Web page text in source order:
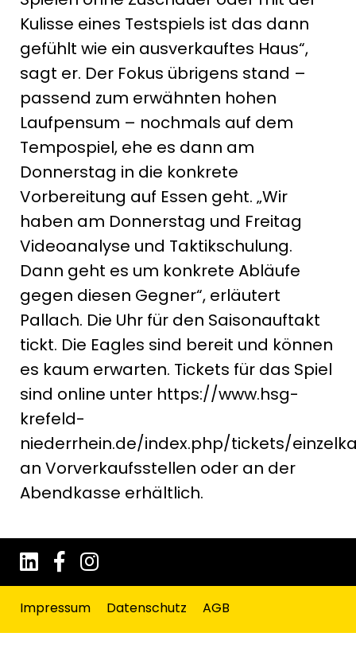
Kulisse eines Testspiels ist das dann
gefühlt wie ein ausverkauftes Haus“,
sagt er. Der Fokus übrigens stand –
passend zum erwähnten hohen
Laufpensum – nochmals auf dem
Tempospiel, ehe es dann am
Donnerstag in die konkrete
Vorbereitung auf Essen geht. „Wir
haben am Donnerstag und Freitag
Videoanalyse und Taktikschulung.
Dann geht es um konkrete Abläufe
gegen diesen Gegner“, erläutert
Pallach. Die Uhr für den Saisonauftakt
tickt. Die Eagles sind bereit und können
es kaum erwarten. Tickets für das Spiel
sind online unter https://www.hsg-
krefeld-
niederrhein.de/index.php/tickets/
an Vorverkaufsstellen oder an der
Abendkasse erhältlich.
Impressum Datenschutz AGB